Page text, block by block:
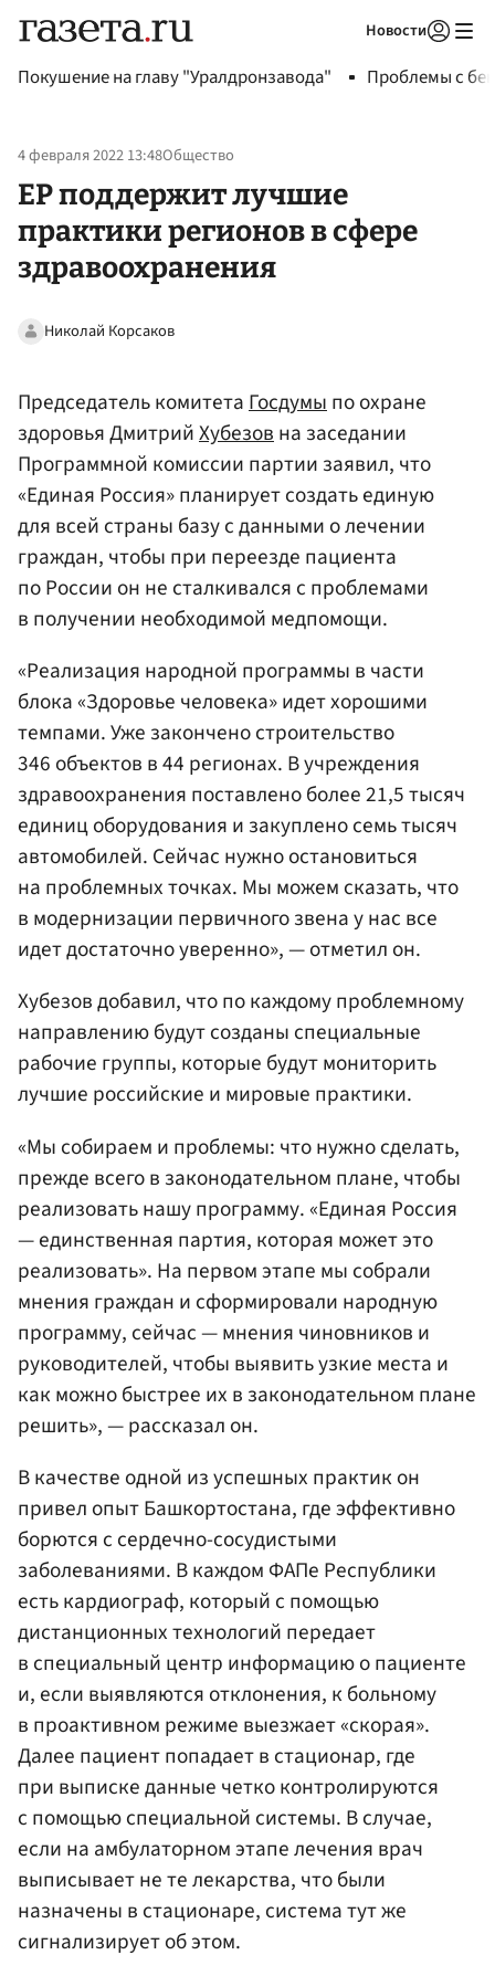
Новости
Покушение на главу "Уралдронзавода" Проблемы с
4 февраля 2022 13:48Общество
ЕР поддержит лучшие
практики регионов в сфере
здравоохранения
Николай Корсаков
Председатель комитетаГосдумыпо охране
здоровья ДмитрийХубезовна заседании
Программной комиссии партии заявил, что
«Единая Россия» планирует создать единую
для всей страны базу с данными о лечении
граждан, чтобы при переезде пациента
по России он не сталкивался с проблемами
в получении необходимой медпомощи.
«Реализация народной программы в части
блока «Здоровье человека» идет хорошими
темпами. Уже закончено строительство
346 объектов в 44 регионах. В учреждения
здравоохранения поставлено более 21,5 тысяч
единиц оборудования и закуплено семь тысяч
автомобилей. Сейчас нужно остановиться
на проблемных точках. Мы можем сказать, что
в модернизации первичного звена у нас все
идет достаточно уверенно», — отметил он.
Хубезов добавил, что по каждому проблемному
направлению будут созданы специальные
рабочие группы, которые будут мониторить
лучшие российские и мировые практики.
«Мы собираем и проблемы: что нужно сделать,
прежде всего в законодательном плане, чтобы
реализовать нашу программу. «Единая Россия
— единственная партия, которая может это
реализовать». На первом этапе мы собрали
мнения граждан и сформировали народную
программу, сейчас — мнения чиновников и
руководителей, чтобы выявить узкие места и
как можно быстрее их в законодательном плане
решить», — рассказал он.
В качестве одной из успешных практик он
привел опыт Башкортостана, где эффективно
борются с сердечно-сосудистыми
заболеваниями. В каждом ФАПе Республики
есть кардиограф, который с помощью
дистанционных технологий передает
в специальный центр информацию о пациенте
и, если выявляются отклонения, к больному
в проактивном режиме выезжает «скорая».
Далее пациент попадает в стационар, где
при выписке данные четко контролируются
с помощью специальной системы. В случае,
если на амбулаторном этапе лечения врач
выписывает не те лекарства, что были
назначены в стационаре, система тут же
сигнализирует об этом.